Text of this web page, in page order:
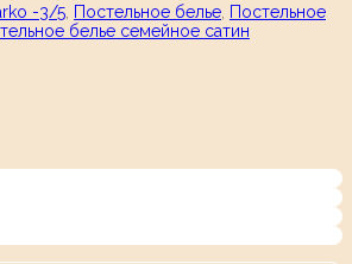
-3/5 Постельное белье Постельное
белье семейное сатин